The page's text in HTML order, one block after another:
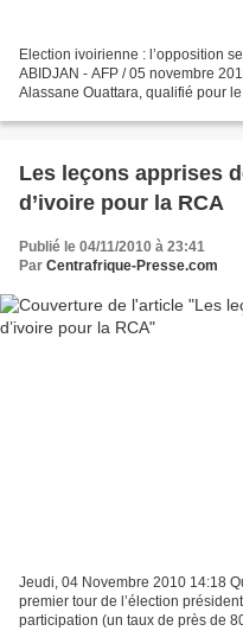
Election ivoirienne : l’opposition
ABIDJAN - AFP / 05 novembre
Alassane Ouattara, qualifié pour
Les leçons apprises
d’ivoire pour la RCA
Publié le 04/11/2010 à 23:41
Par Centrafrique-Presse.com
Jeudi, 04 Novembre 2010 14:18
premier tour de l’élection
participation (un taux de près de